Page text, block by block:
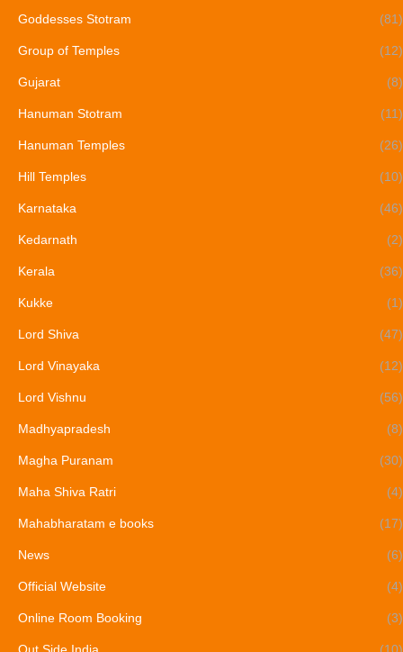
Goddesses Stotram (81)
Group of Temples (12)
Gujarat (8)
Hanuman Stotram (11)
Hanuman Temples (26)
Hill Temples (10)
Karnataka (46)
Kedarnath (2)
Kerala (36)
Kukke (1)
Lord Shiva (47)
Lord Vinayaka (12)
Lord Vishnu (56)
Madhyapradesh (8)
Magha Puranam (30)
Maha Shiva Ratri (4)
Mahabharatam e books (17)
News (6)
Official Website (4)
Online Room Booking (3)
Out Side India (10)